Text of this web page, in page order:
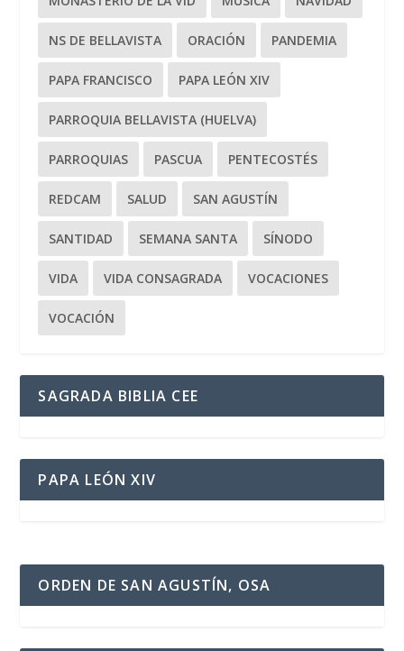
NS DE BELLAVISTA ORACIÓN PANDEMIA
PAPA FRANCISCO PAPA LEÓN XIV
PARROQUIA BELLAVISTA (HUELVA)
PARROQUIAS PASCUA PENTECOSTÉS
REDCAM SALUD SAN AGUSTÍN
SANTIDAD SEMANA SANTA SÍNODO
VIDA VIDA CONSAGRADA VOCACIONES
VOCACIÓN
SAGRADA BIBLIA CEE
PAPA LEÓN XIV
ORDEN DE SAN AGUSTÍN, OSA